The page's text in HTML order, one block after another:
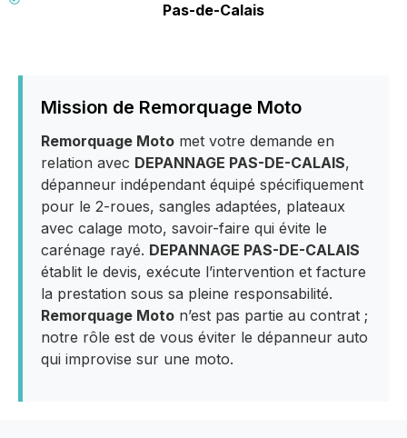
Pas-de-Calais
Mission de Remorquage Moto
Remorquage Moto met votre demande en
relation avec DEPANNAGE PAS-DE-CALAIS,
dépanneur indépendant équipé spécifiquement
pour le 2-roues, sangles adaptées, plateaux
avec calage moto, savoir-faire qui évite le
carénage rayé. DEPANNAGE PAS-DE-CALAIS
établit le devis, exécute l’intervention et facture
la prestation sous sa pleine responsabilité.
Remorquage Moto n’est pas partie au contrat ;
notre rôle est de vous éviter le dépanneur auto
qui improvise sur une moto.